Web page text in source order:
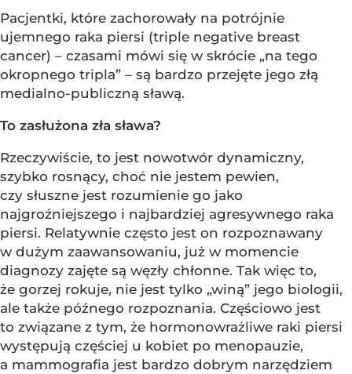
Pacjentki, które zachorowały na potrójnie
ujemnego raka piersi (triple negative breast
cancer) – czasami mówi się w skrócie „na tego
okropnego tripla” – są bardzo przejęte jego złą
medialno-publiczną sławą.
To zasłużona zła sława?
Rzeczywiście, to jest nowotwór dynamiczny,
szybko rosnący, choć nie jestem pewien,
czy słuszne jest rozumienie go jako
najgroźniejszego i najbardziej agresywnego raka
piersi. Relatywnie często jest on rozpoznawany
w dużym zaawansowaniu, już w momencie
diagnozy zajęte są węzły chłonne. Tak więc to,
że gorzej rokuje, nie jest tylko „winą” jego biologii,
ale także późnego rozpoznania. Częściowo jest
to związane z tym, że hormonowrażliwe raki piersi
występują częściej u kobiet po menopauzie,
a mammografia jest bardzo dobrym narzędziem